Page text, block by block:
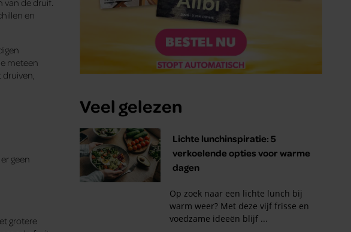
en
meteen
geen
grotere